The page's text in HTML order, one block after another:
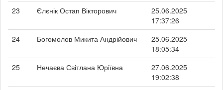
23
Єлєнік Остап Вікторович
25.06.2025
17:37:26
24
Богомолов Микита Андрійович
25.06.2025
18:05:34
25
Нечаєва Світлана Юріївна
27.06.2025
19:02:38